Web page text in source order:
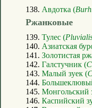
138. Авдотка (
Ржанковые
139. Тулес (
140. Азиатская
141. Золотистая
142. Галстучник (
143. Малый зуек (
144.
145. Монгольский
146. Каспийский